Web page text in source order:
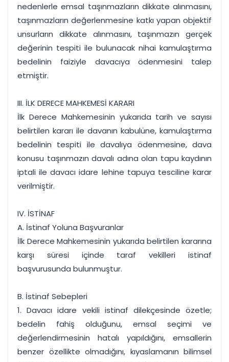
nedenlerle emsal taşınmazların dikkate alınmasını,
taşınmazların değerlenmesine katkı yapan objektif
unsurların dikkate alınmasını, taşınmazın gerçek
değerinin tespiti ile bulunacak nihai kamulaştırma
bedelinin faiziyle davacıya ödenmesini talep
etmiştir.
III. İLK DERECE MAHKEMESİ KARARI
İlk Derece Mahkemesinin yukarıda tarih ve sayısı
belirtilen kararı ile davanın kabulüne, kamulaştırma
bedelinin tespiti ile davalıya ödenmesine, dava
konusu taşınmazın davalı adına olan tapu kaydının
iptali ile davacı idare lehine tapuya tesciline karar
verilmiştir.
IV. İSTİNAF
A. İstinaf Yoluna Başvuranlar
İlk Derece Mahkemesinin yukarıda belirtilen kararına
karşı süresi içinde taraf vekilleri istinaf
başvurusunda bulunmuştur.
B. İstinaf Sebepleri
1. Davacı idare vekili istinaf dilekçesinde özetle;
bedelin fahiş olduğunu, emsal seçimi ve
değerlendirmesinin hatalı yapıldığını, emsallerin
benzer özellikte olmadığını, kıyaslamanın bilimsel